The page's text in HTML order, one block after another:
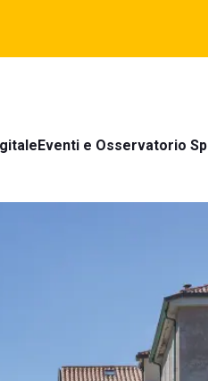
Eventi e Osservatorio